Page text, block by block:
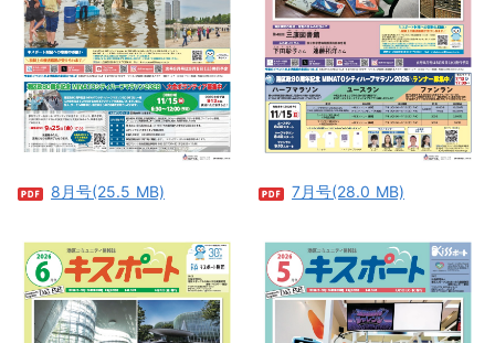
8月号(25.5 MB) 7月号(28.0 MB)